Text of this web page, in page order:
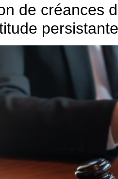
de créances